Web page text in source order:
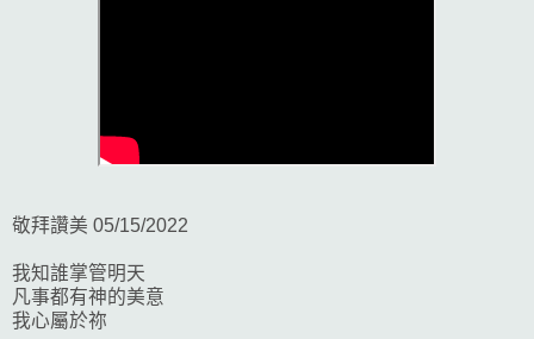
敬拜讚美 05/15/2022
我知誰掌管明天
凡事都有神的美意
我心屬於祢